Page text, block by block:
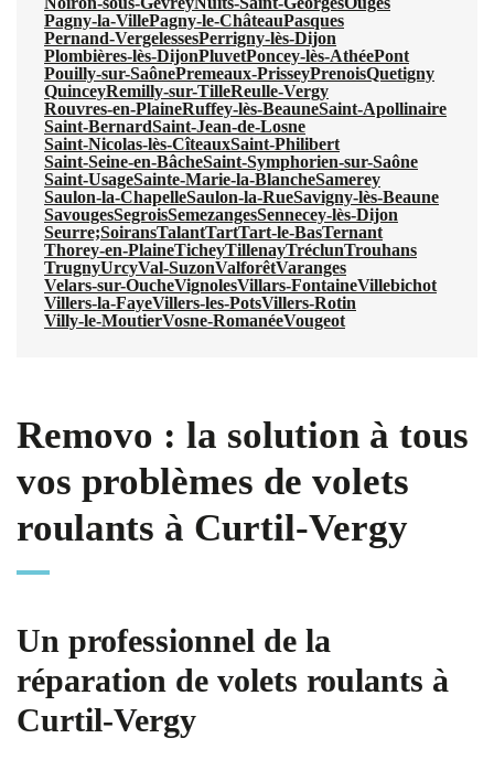
Pagny-la-VillePagny-le-ChâteauPasques
Pernand-VergelessesPerrigny-lès-Dijon
Plombières-lès-DijonPluvetPoncey-lès-AthéePont
Pouilly-sur-SaônePremeaux-PrisseyPrenoisQuetigny
QuinceyRemilly-sur-TilleReulle-Vergy
Rouvres-en-PlaineRuffey-lès-BeauneSaint-Apollinaire
Saint-BernardSaint-Jean-de-Losne
Saint-Nicolas-lès-CîteauxSaint-Philibert
Saint-Seine-en-BâcheSaint-Symphorien-sur-Saône
Saint-UsageSainte-Marie-la-BlancheSamerey
Saulon-la-ChapelleSaulon-la-RueSavigny-lès-Beaune
SavougesSegroisSemezangesSennecey-lès-Dijon
Seurre;SoiransTalantTartTart-le-BasTernant
Thorey-en-PlaineTicheyTillenayTréclunTrouhans
TrugnyUrcyVal-SuzonValforêtVaranges
Velars-sur-OucheVignolesVillars-FontaineVillebichot
Villers-la-FayeVillers-les-PotsVillers-Rotin
Villy-le-MoutierVosne-RomanéeVougeot
Removo : la solution à tous
vos problèmes de volets
roulants à Curtil-Vergy
Un professionnel de la
réparation de volets roulants à
Curtil-Vergy